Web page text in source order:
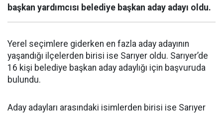
başkan yardımcısı belediye başkan aday adayı oldu.
Yerel seçimlere giderken en fazla aday adayının
yaşandığı ilçelerden birisi ise Sarıyer oldu. Sarıyer’de
16 kişi belediye başkan aday adaylığı için başvuruda
bulundu.
Aday adayları arasındaki isimlerden birisi ise Sarıyer